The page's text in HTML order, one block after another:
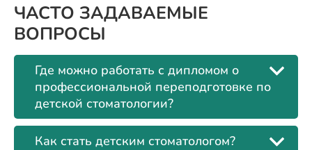
ЧАСТО ЗАДАВАЕМЫЕ
ВОПРОСЫ
Где можно работать с дипломом о
профессиональной переподготовке по
детской стоматологии?
Как стать детским стоматологом?